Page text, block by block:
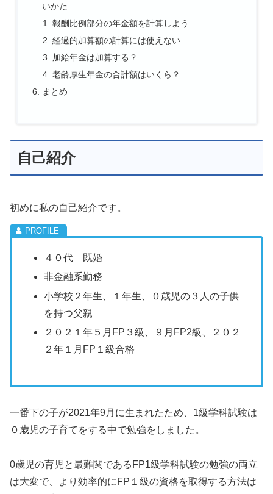
いかた
報酬比例部分の年金額を計算しよう
経過的加算額の計算には使えない
加給年金は加算する？
老齢厚生年金の合計額はいくら？
まとめ
自己紹介
初めに私の自己紹介です。
４０代 既婚
非金融系勤務
小学校２年生、１年生、０歳児の３人の子供
を持つ父親
２０２１年５月FP３級、９月FP2級、２０２
２年１月FP１級合格
一番下の子が2021年9月に生まれたため、1級学科試験は
０歳児の子育てをする中で勉強をしました。
0歳児の育児と最難関であるFP1級学科試験の勉強の両立
は大変で、より効率的にFP１級の資格を取得する方法は